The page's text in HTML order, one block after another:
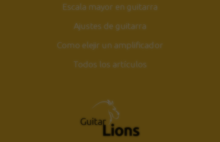
Escala mayor en guitarra
Ajustes de guitarra
Como elejir un amplificador
Todos los artículos